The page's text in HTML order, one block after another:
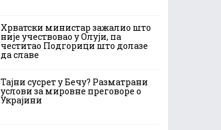
Хрватски министар зажалио што
није учествовао у Олуји, па
честитао Подгорици што долазе
да славе
Тајни сусрет у Бечу? Разматрани
услови за мировне преговоре о
Украјини